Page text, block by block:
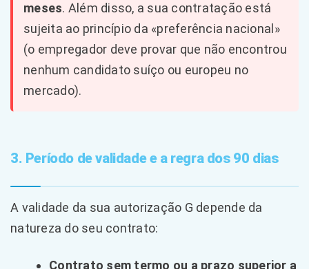
meses. Além disso, a sua contratação está
sujeita ao princípio da «preferência nacional»
(o empregador deve provar que não encontrou
nenhum candidato suíço ou europeu no
mercado).
3. Período de validade e a regra dos 90 dias
A validade da sua autorização G depende da
natureza do seu contrato:
Contrato sem termo ou a prazo superior a